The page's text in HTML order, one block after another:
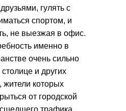
гулять с
спортом, и
не выезжая в офис.
именно в
очень сильно
и других
жители которых
от городской
трафика.